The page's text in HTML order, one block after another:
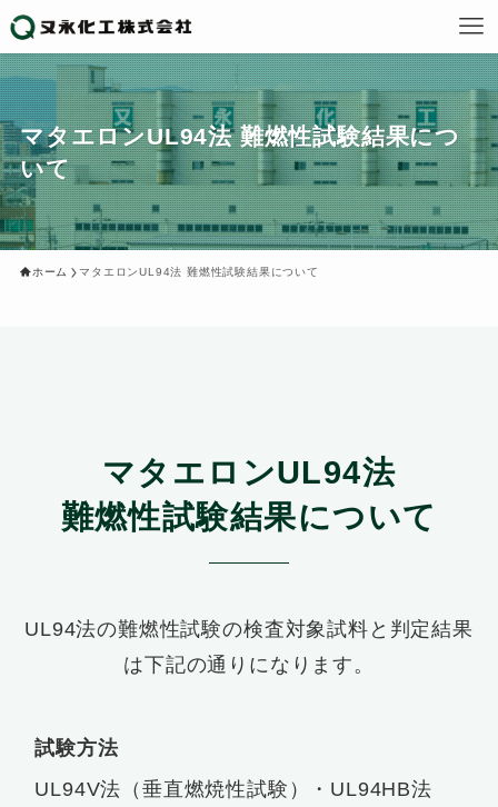
マタエロンUL94法 難燃性試験結果につ
いて
ホーム マタエロンUL94法 難燃性試験結果について
マタエロンUL94法
難燃性試験結果について
UL94法の難燃性試験の検査対象試料と判定結果
は下記の通りになります。
試験方法
UL94V法（垂直燃焼性試験）・UL94HB法